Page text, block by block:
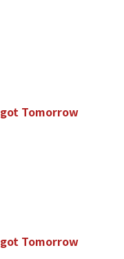
got Tomorrow
got Tomorrow